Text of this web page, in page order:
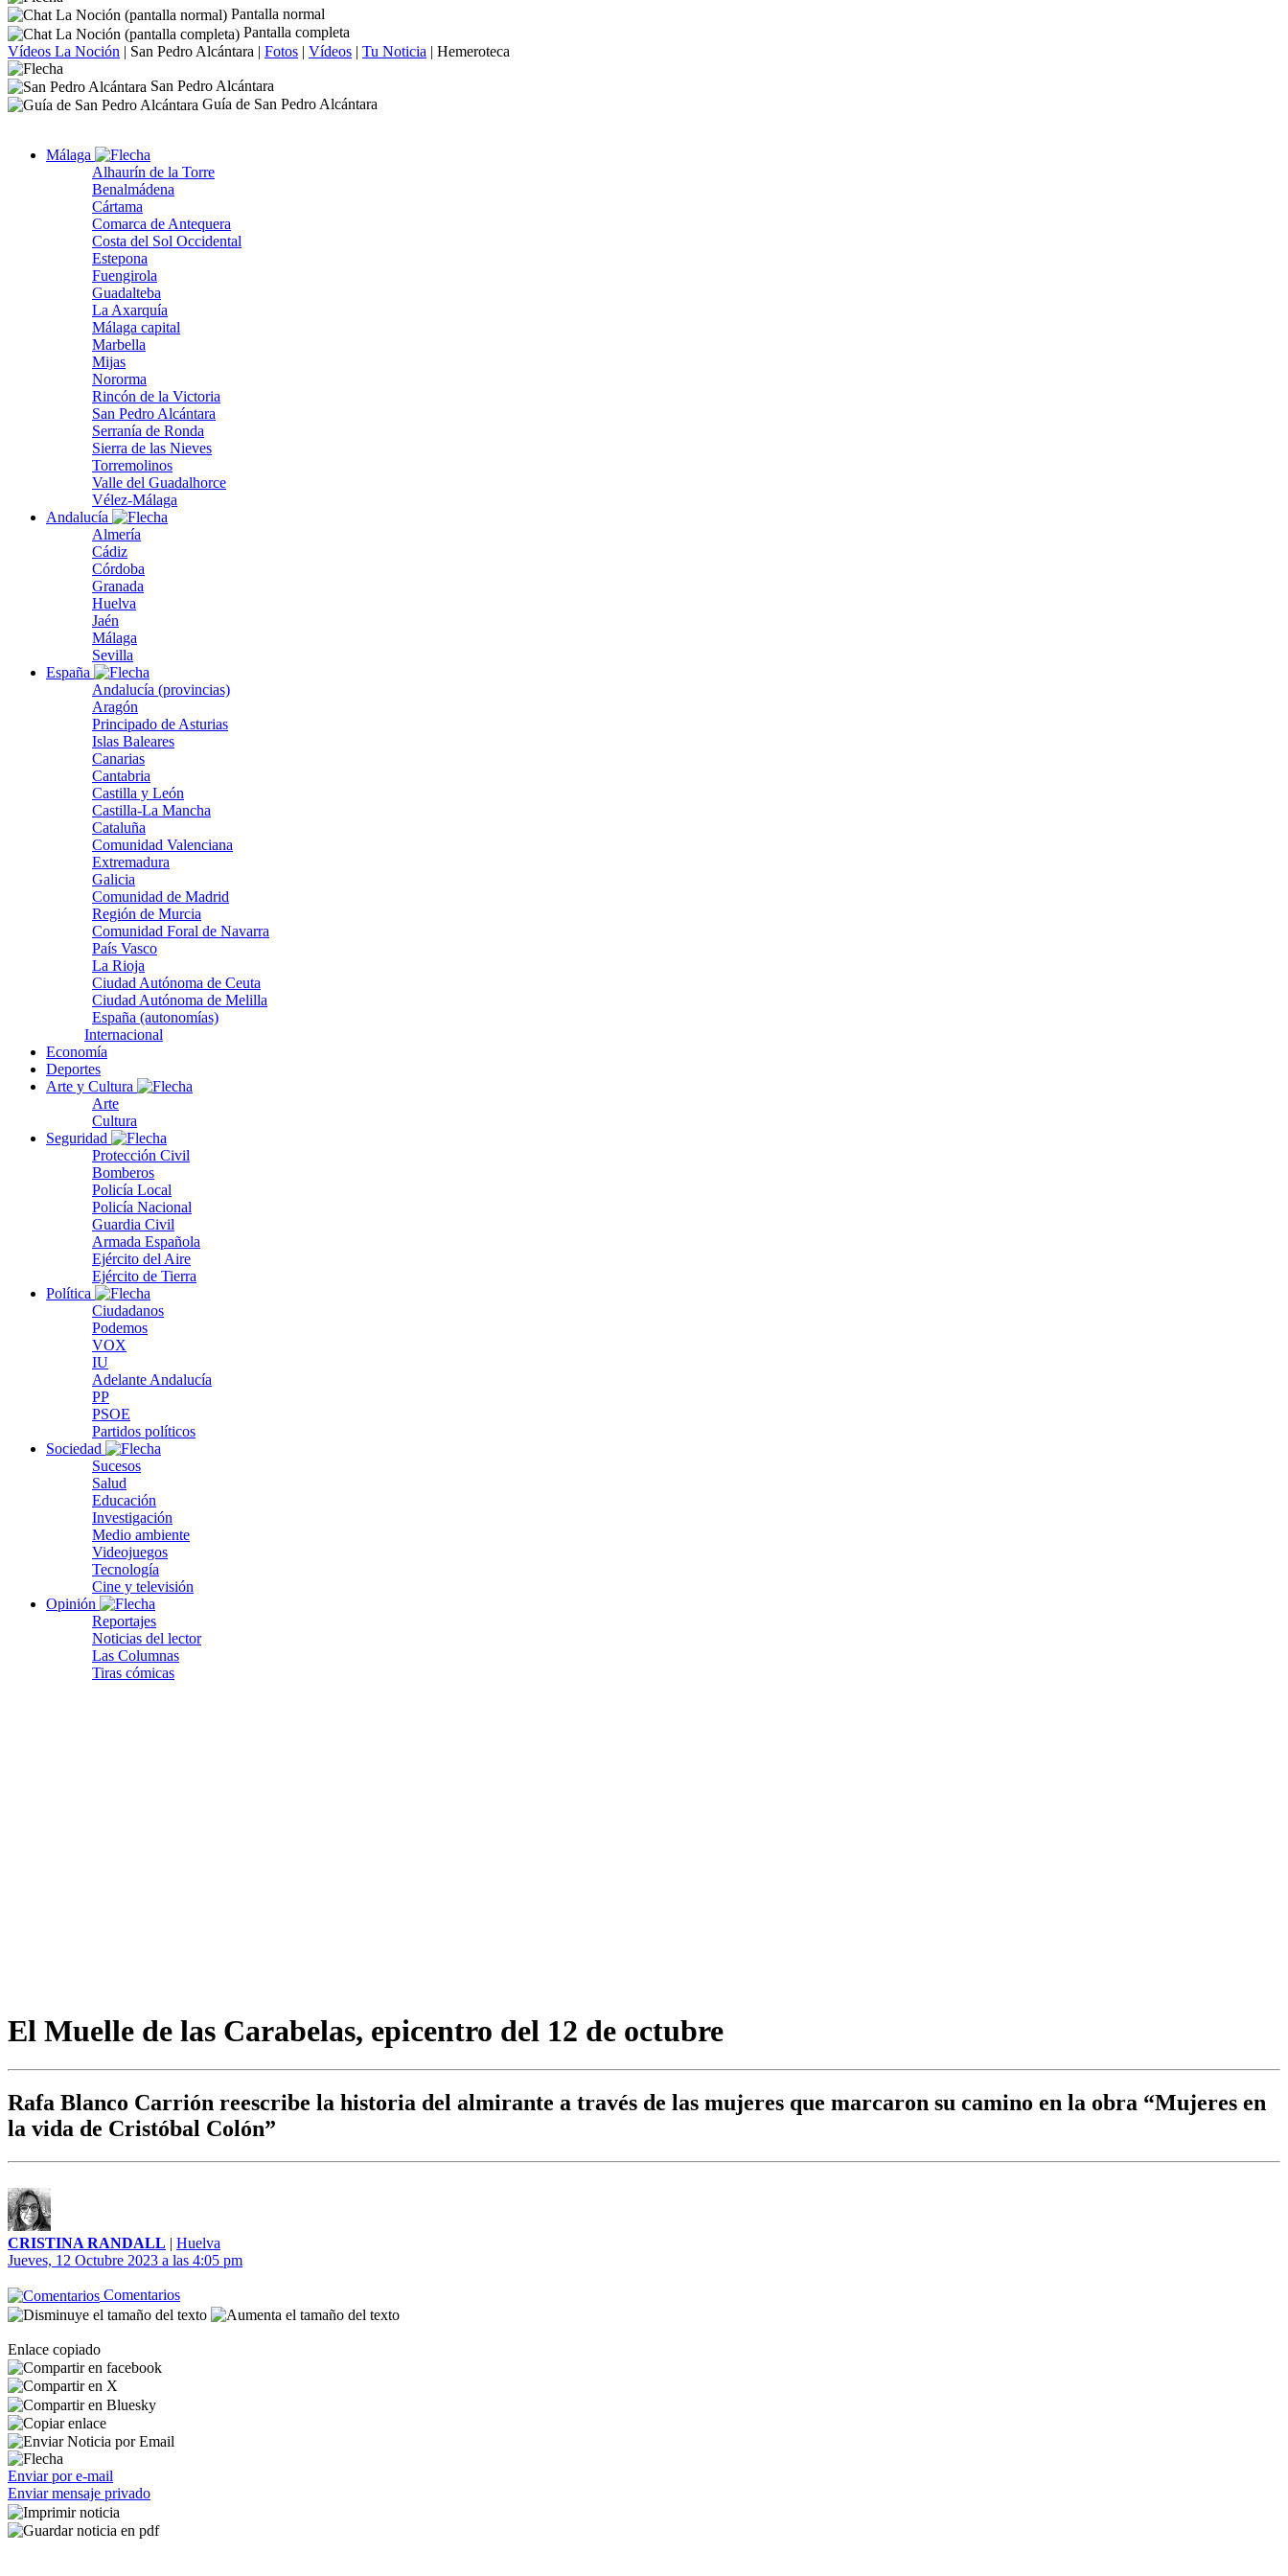
Pantalla normal
Pantalla completa
Vídeos La Noción | San Pedro Alcántara | Fotos | Vídeos | Tu Noticia | Hemeroteca
San Pedro Alcántara
Guía de San Pedro Alcántara
Málaga
Alhaurín de la Torre
Benalmádena
Cártama
Comarca de Antequera
Costa del Sol Occidental
Estepona
Fuengirola
Guadalteba
La Axarquía
Málaga capital
Marbella
Mijas
Nororma
Rincón de la Victoria
San Pedro Alcántara
Serranía de Ronda
Sierra de las Nieves
Torremolinos
Valle del Guadalhorce
Vélez-Málaga
Andalucía
Almería
Cádiz
Córdoba
Granada
Huelva
Jaén
Málaga
Sevilla
España
Andalucía (provincias)
Aragón
Principado de Asturias
Islas Baleares
Canarias
Cantabria
Castilla y León
Castilla-La Mancha
Cataluña
Comunidad Valenciana
Extremadura
Galicia
Comunidad de Madrid
Región de Murcia
Comunidad Foral de Navarra
País Vasco
La Rioja
Ciudad Autónoma de Ceuta
Ciudad Autónoma de Melilla
España (autonomías)
Internacional
Economía
Deportes
Arte y Cultura
Arte
Cultura
Seguridad
Protección Civil
Bomberos
Policía Local
Policía Nacional
Guardia Civil
Armada Española
Ejército del Aire
Ejército de Tierra
Política
Ciudadanos
Podemos
VOX
IU
Adelante Andalucía
PP
PSOE
Partidos políticos
Sociedad
Sucesos
Salud
Educación
Investigación
Medio ambiente
Videojuegos
Tecnología
Cine y televisión
Opinión
Reportajes
Noticias del lector
Las Columnas
Tiras cómicas
El Muelle de las Carabelas, epicentro del 12 de octubre
Rafa Blanco Carrión reescribe la historia del almirante a través de las mujeres que marcaron su camino en la obra “Mujeres en
la vida de Cristóbal Colón”
CRISTINA RANDALL | Huelva
Jueves, 12 Octubre 2023 a las 4:05 pm
Comentarios
Enlace copiado
Enviar por e-mail
Enviar mensaje privado